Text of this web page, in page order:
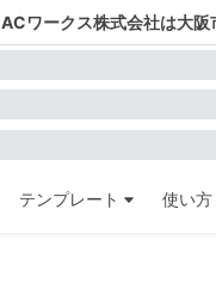
ACワークス株式会社は大
テンプレート 使い